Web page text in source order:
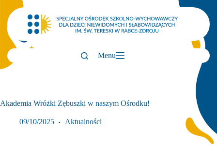
treści
Menu
Akademia Wróżki Zębuszki w naszym Ośrodku!
09/10/2025 Aktualności